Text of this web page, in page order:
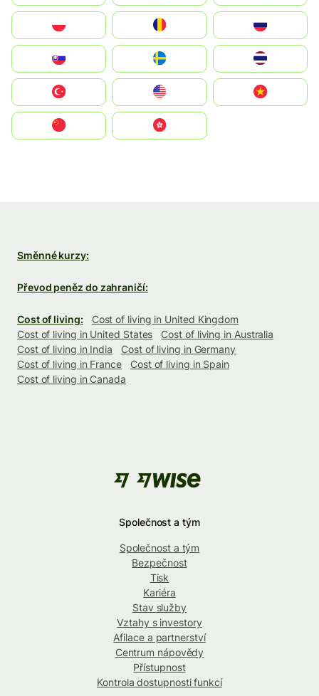
United States
中國香港特別行政區
Směnné kurzy:
Převod peněz do zahraničí:
Cost of living:
Cost of living in United Kingdom
Cost of living in United States
Cost of living in Australia
Cost of living in India
Cost of living in Germany
Cost of living in France
Cost of living in Spain
Cost of living in Canada
Společnost a tým
Společnost a tým
Bezpečnost
Tisk
Kariéra
Stav služby
Vztahy s investory
Afilace a partnerství
Centrum nápovědy
Přístupnost
Kontrola dostupnosti funkcí